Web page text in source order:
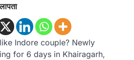
Indore couple? Newly
for 6 days in Khairagarh,